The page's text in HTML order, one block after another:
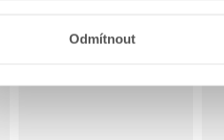
Odmítnout
a jejím prostorovým
možnostem.